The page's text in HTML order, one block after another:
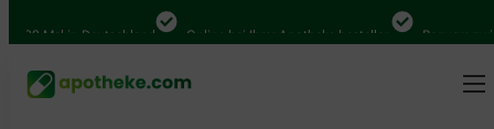
Mal in Deutschland Online bei Ihrer Apotheke bestellen Bequem